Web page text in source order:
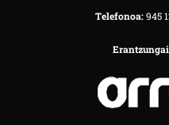
Telefonoa:945